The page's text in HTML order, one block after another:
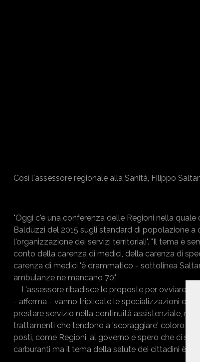
Così l'assessore regionale alla Sanità, Filippo
"Oggi c'è una conferenza delle Regioni nella
Balduzzi del 2015 sugli standard di popolazione
l'organizzazione dei servizi territoriali". "Il tema è
conto della carenza di medici, della carenza di
carenza di medici "è drammatico - sottolinea
ambulanze ne mancano 70".
L'assessore ribadisce le proposte per ovviare a
- afferma - vanno triplicate le specializzazioni e
prestare servizio nella continuità assistenziale,
trattamenti che tendono a 'scoraggiare' coloro i
posti, come Regioni, al governo e spero che ci
carburanti ma il tema della salute dei cittadini è